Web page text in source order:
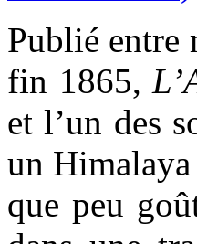
Publié entre
fin 1865,
et l’un des
un
que peu